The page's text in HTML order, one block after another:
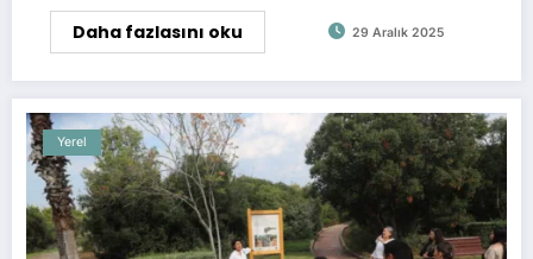
Daha fazlasını oku 29 Aralık 2025
Yerel